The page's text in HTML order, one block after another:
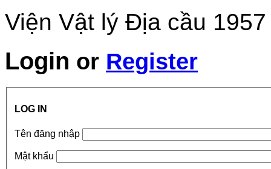
Viện Vật lý Địa cầu
Login or Register
LOG IN
Tên đăng nhập
Mật khẩu